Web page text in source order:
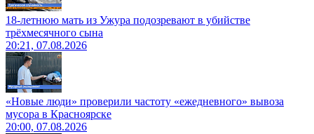
18-летнюю мать из Ужура подозревают в убийстве
трёхмесячного сына
20:21, 07.08.2026
«Новые люди» проверили частоту «ежедневного» вывоза
мусора в Красноярске
20:00, 07.08.2026